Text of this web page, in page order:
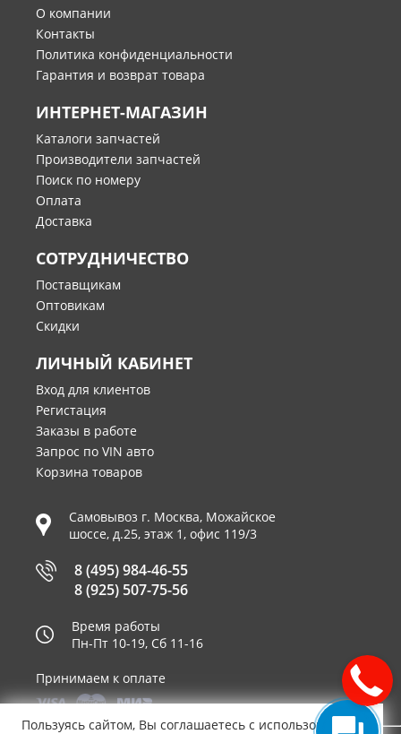
О компании
Контакты
Политика конфиденциальности
Гарантия и возврат товара
ИНТЕРНЕТ-МАГАЗИН
Каталоги запчастей
Производители запчастей
Поиск по номеру
Оплата
Доставка
СОТРУДНИЧЕСТВО
Поставщикам
Оптовикам
Скидки
ЛИЧНЫЙ КАБИНЕТ
Вход для клиентов
Регистация
Заказы в работе
Запрос по VIN авто
Корзина товаров
Самовывоз г. Москва, Можайское
шоссе, д.25, этаж 1, офис 119/3
8 (495) 984-46-55
8 (925) 507-75-56
Время работы
Пн-Пт 10-19, Сб 11-16
Принимаем к оплате
Пользуясь сайтом, Вы соглашаетесь с использованием